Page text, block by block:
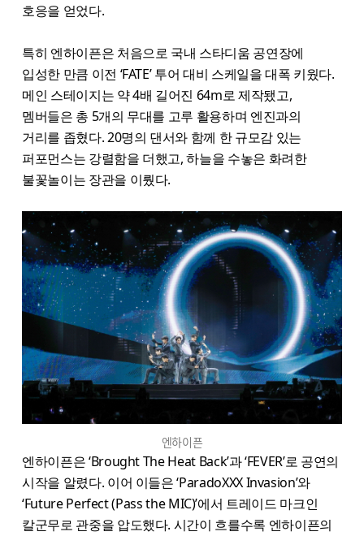
호응을 얻었다.
특히 엔하이픈은 처음으로 국내 스타디움 공연장에
입성한 만큼 이전 ‘FATE’ 투어 대비 스케일을 대폭 키웠다.
메인 스테이지는 약 4배 길어진 64m로 제작됐고,
멤버들은 총 5개의 무대를 고루 활용하며 엔진과의
거리를 좁혔다. 20명의 댄서와 함께 한 규모감 있는
퍼포먼스는 강렬함을 더했고, 하늘을 수놓은 화려한
불꽃놀이는 장관을 이뤘다.
엔하이픈
엔하이픈은 ‘Brought The Heat Back’과 ‘FEVER’로 공연의
시작을 알렸다. 이어 이들은 ‘ParadoXXX Invasion’와
‘Future Perfect (Pass the MIC)’에서 트레이드 마크인
칼군무로 관중을 압도했다. 시간이 흐를수록 엔하이픈의